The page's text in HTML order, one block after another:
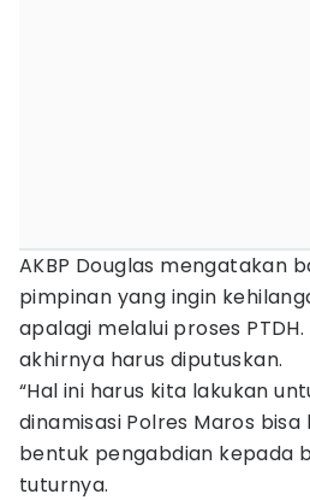
AKBP Douglas mengatakan
pimpinan yang ingin
apalagi melalui proses
akhirnya harus diputuskan.
“Hal ini harus kita lakukan
dinamisasi Polres Maros
bentuk pengabdian kepada
tuturnya.